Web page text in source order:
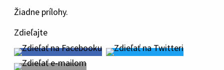
Žiadne prílohy.
Zdieľajte